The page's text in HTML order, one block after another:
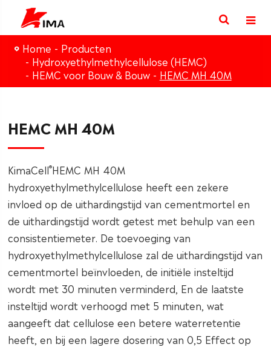
Home
Producten
Hydroxyethylmethylcellulose (HEMC)
HEMC voor Bouw & Bouw
HEMC MH 40M
HEMC MH 40M
KimaCell®HEMC MH 40M
hydroxyethylmethylcellulose heeft een zekere
invloed op de uithardingstijd van cementmortel en
de uithardingstijd wordt getest met behulp van een
consistentiemeter. De toevoeging van
hydroxyethylmethylcellulose zal de uithardingstijd van
cementmortel beïnvloeden, de initiële insteltijd
wordt met 30 minuten verminderd, En de laatste
insteltijd wordt verhoogd met 5 minuten, wat
aangeeft dat cellulose een betere waterretentie
heeft, en bij een lagere dosering van 0,5 Effect op